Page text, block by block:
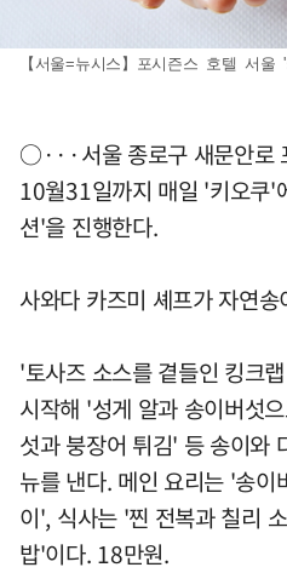
【서울=뉴시스】포시즌스 호텔 서
○···서울 종로구 새문안로
10월31일까지 매일 '키오쿠'
션'을 진행한다.
사와다 카즈미 셰프가 자연
'토사즈 소스를 곁들인 킹크
시작해 '성게 알과 송이버섯
섯과 붕장어 튀김' 등 송이와
뉴를 낸다. 메인 요리는 '송이
이', 식사는 '찐 전복과 칠리
밥'이다. 18만원.